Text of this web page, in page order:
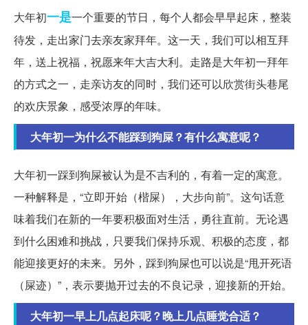
大年初一是一个重要的节日，每个人都会早早起床，整装
待发，走出家门去亲友家拜年。这一天，我们可以相互拜
年，送上祝福，祝愿来年大吉大利。走路是大年初一拜年
的方式之一，走亲访友的同时，我们还可以欣赏街头巷尾
的欢庆景象，感受浓厚的年味。
大年初一为什么不能踩到狗屎？有什么寓意呢？
大年初一踩到狗屎被认为是不吉利的，有着一定的寓意。
一种解释是，“立即开始（楷屎），大步向前”。这句话意
味着我们在新的一年要积极面对生活，勇往直前。无论遇
到什么困难和挑战，只要我们保持乐观、积极的态度，都
能迎接更好的未来。另外，踩到狗屎也可以说是“甩开死语
（屎迹）”，表示要抛开过去的不良记录，迎接新的开始。
大年初一早上几点起床呢？晚上几点睡觉合适？